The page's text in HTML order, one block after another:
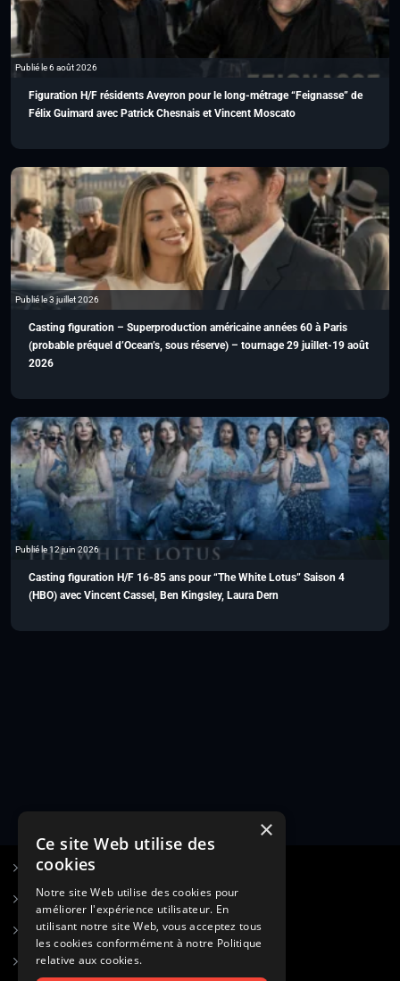
Publié le 6 août 2026
Figuration H/F résidents Aveyron pour le long-métrage “Feignasse” de
Félix Guimard avec Patrick Chesnais et Vincent Moscato
Publié le 3 juillet 2026
Casting figuration – Superproduction américaine années 60 à Paris
(probable préquel d’Ocean’s, sous réserve) – tournage 29 juillet-19 août
2026
Publié le 12 juin 2026
Casting figuration H/F 16-85 ans pour “The White Lotus” Saison 4
(HBO) avec Vincent Cassel, Ben Kingsley, Laura Dern
S’inscrire à Figurants.com
Questions fréquentes
Poster une annonce
Actualités
×
Ce site Web utilise des
cookies
Notre site Web utilise des cookies pour
améliorer l'expérience utilisateur. En
utilisant notre site Web, vous acceptez tous
les cookies conformément à notre Politique
relative aux cookies.